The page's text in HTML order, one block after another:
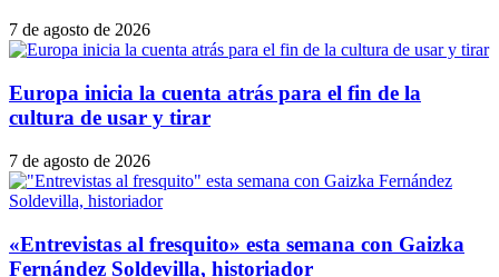
7 de agosto de 2026
Europa inicia la cuenta atrás para el fin de la
cultura de usar y tirar
7 de agosto de 2026
«Entrevistas al fresquito» esta semana con Gaizka
Fernández Soldevilla, historiador